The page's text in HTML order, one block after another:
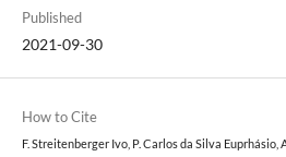
Published
2021-09-30
How to Cite
F. Streitenberger Ivo, P. Carlos da Silva Euprhásio,